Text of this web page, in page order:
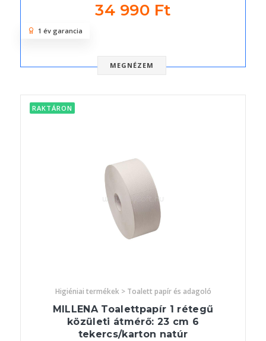
34 990 Ft
MEGNÉZEM
1 év garancia
RAKTÁRON
Higiéniai termékek > Toalett papír és adagoló
MILLENA Toalettpapír 1 rétegű
közületi átmérő: 23 cm 6
tekercs/karton natúr